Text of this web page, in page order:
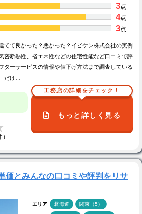
3点
4点
3点
てて良かった？悪かった？イビケン株式会社の実例
密断熱性、省エネ性などの住宅性能など口コミで評
ターサービスの情報や値下げ方法まで調査している
だけ…
工務店の詳細をチェック！
もっと詳しく見る
価とみんなの口コミや評判をリサ
エリア 北海道 関東（5）